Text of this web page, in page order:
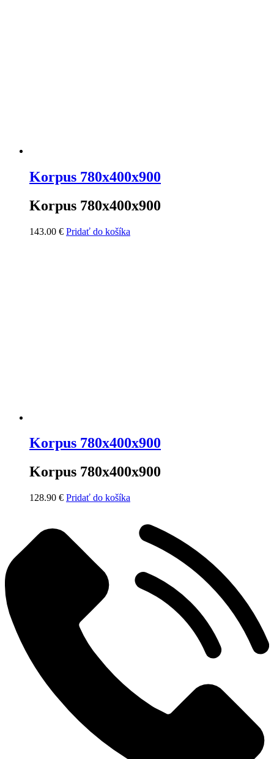
Korpus 780x400x900
Korpus 780x400x900
143.00 € Pridať do košíka
Korpus 780x400x900
Korpus 780x400x900
128.90 € Pridať do košíka